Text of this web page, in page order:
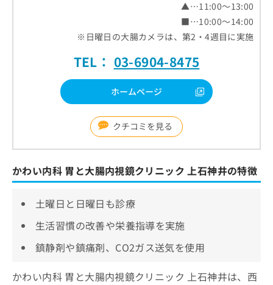
▲…11:00～13:00
■…10:00～14:00
※日曜日の大腸カメラは、第2・4週目に実施
TEL： 03-6904-8475
ホームページ
クチコミを見る
かわい内科 胃と大腸内視鏡クリニック 上石神井の特徴
土曜日と日曜日も診療
生活習慣の改善や栄養指導を実施
鎮静剤や鎮痛剤、CO2ガス送気を使用
かわい内科 胃と大腸内視鏡クリニック 上石神井は、西